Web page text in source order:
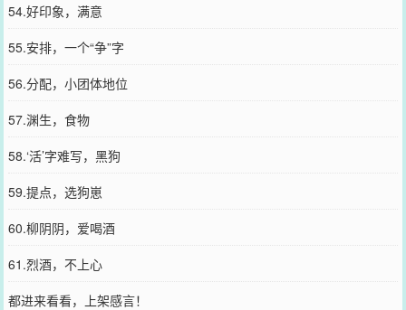
54.好印象，满意
55.安排，一个“争”字
56.分配，小团体地位
57.渊生，食物
58.‘活’字难写，黑狗
59.提点，选狗崽
60.柳阴阴，爱喝酒
61.烈酒，不上心
都进来看看，上架感言！